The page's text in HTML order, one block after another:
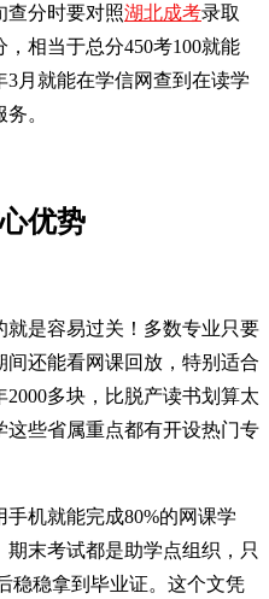
查分时要对照湖北成考录取
相当于总分450考100就能
月就能在学信网查到在读学
。
优势
是容易过关！多数专业只要
还能看网课回放，特别适合
多块，比脱产读书划算太
些省属重点都有开设热门专
机就能完成80%的网课学
末考试都是助学点组织，只
稳稳拿到毕业证。这个文凭